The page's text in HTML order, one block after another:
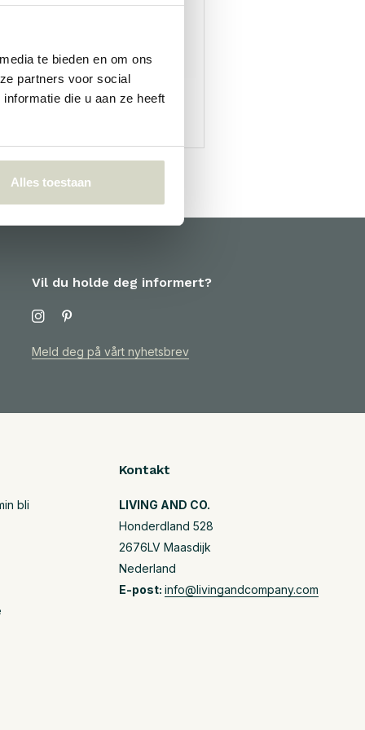
te bieden en om ons
partners voor social
die u aan ze heeft
Alles toestaan
Vil du holde deg informert?
Meld deg på vårt nyhetsbrev
bli
Kontakt
LIVING AND CO.
Honderdland 528
2676LV Maasdijk
Nederland
E-post: info@livingandcompany.com